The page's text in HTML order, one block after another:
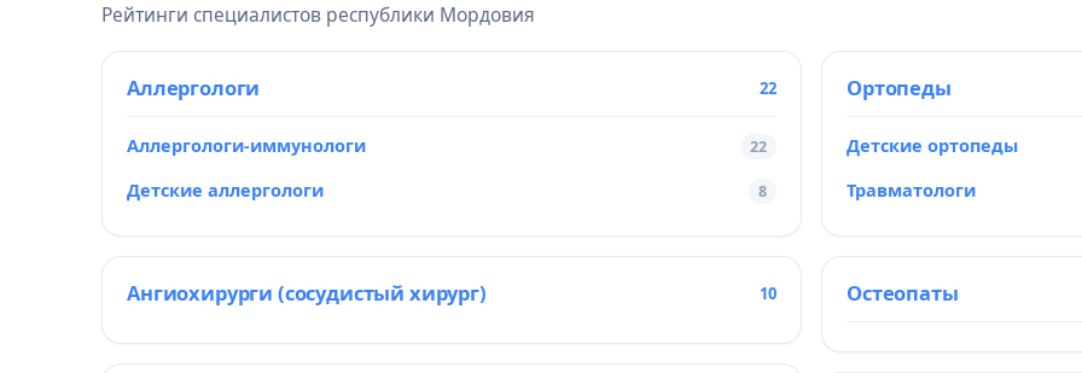
Рейтинги специалистов республики Мордовия
Аллергологи 22
Аллергологи-иммунологи 22
Детские аллергологи 8
Ангиохирурги (сосудистый хирург) 10
Ортопеды
Детские ортопеды
Травматологи
Остеопаты